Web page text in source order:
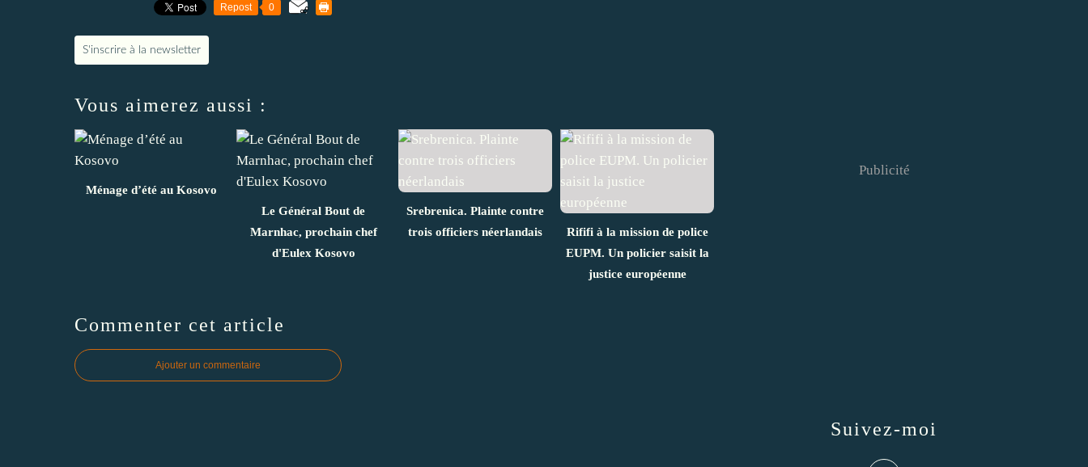
Repost 0
S'inscrire à la newsletter
Vous aimerez aussi :
Ménage d’été au Kosovo
Le Général Bout de
Marnhac, prochain chef
d'Eulex Kosovo
Srebrenica. Plainte contre
trois officiers néerlandais
Rififi à la mission de police
EUPM. Un policier saisit la
justice européenne
Commenter cet article
Ajouter un commentaire
Suivez-moi
Publicité